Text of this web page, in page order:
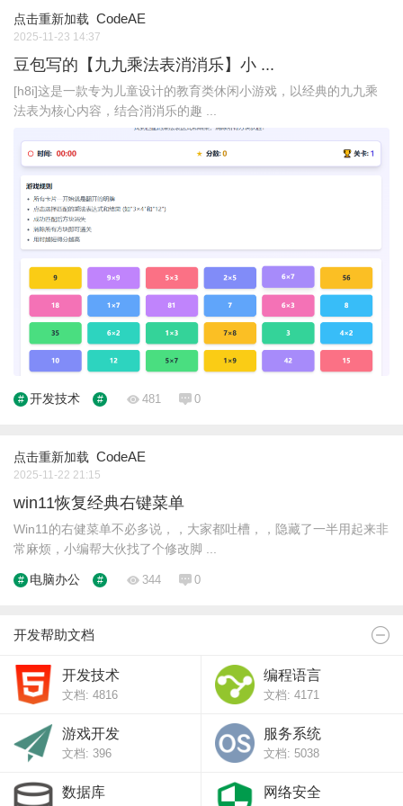
点击重新加载 CodeAE
2025-11-23 14:37
豆包写的【九九乘法表消消乐】小 ...
[h8i]这是一款专为儿童设计的教育类休闲小游戏，以经典的九九乘
法表为核心内容，结合消消乐的趣 ...
开发技术 481 0
点击重新加载 CodeAE
2025-11-22 21:15
win11恢复经典右键菜单
Win11的右健菜单不必多说，，大家都吐槽，，隐藏了一半用起来非
常麻烦，小编帮大伙找了个修改脚 ...
电脑办公 344 0
开发帮助文档
开发技术
文档: 4816
编程语言
文档: 4171
游戏开发
文档: 396
服务系统
文档: 5038
数据库 网络安全